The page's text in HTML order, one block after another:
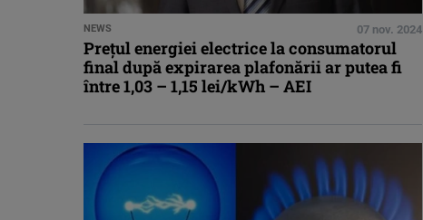
NEWS 07 nov. 2024
Preţul energiei electrice la consumatorul
final după expirarea plafonării ar putea fi
între 1,03 – 1,15 lei/kWh – AEI